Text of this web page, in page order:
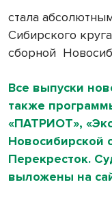
стала
Сибирского
сборной
Все выпуски
также
«ПАТРИОТ»,
Новосибирской
Перекресток.
выложены на